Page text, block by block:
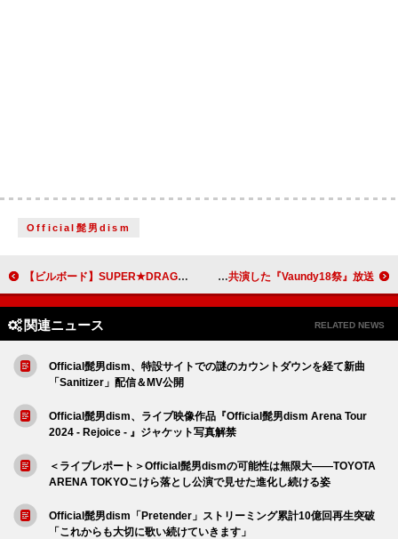
Official髭男dism
【ビルボード】SUPER★DRAGON『Concealer』11万枚でシングル1位、自身初首位＜12/9訂正＞ Vaundyが楽曲「呼び声」制作、18歳世代と共演した『Vaundy18祭』放送
関連ニュース RELATED NEWS
Official髭男dism、特設サイトでの謎のカウントダウンを経て新曲
「Sanitizer」配信＆MV公開
Official髭男dism、ライブ映像作品『Official髭男dism Arena Tour
2024 - Rejoice - 』ジャケット写真解禁
＜ライブレポート＞Official髭男dismの可能性は無限大――TOYOTA
ARENA TOKYOこけら落とし公演で見せた進化し続ける姿
Official髭男dism「Pretender」ストリーミング累計10億回再生突破
「これからも大切に歌い続けていきます」